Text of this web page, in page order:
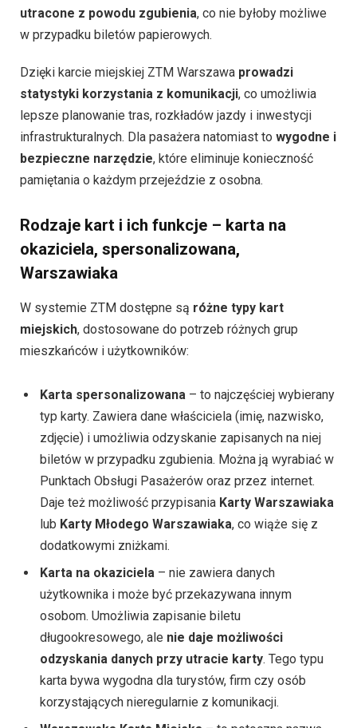
utracone z powodu zgubienia, co nie byłoby możliwe
w przypadku biletów papierowych.
Dzięki karcie miejskiej ZTM Warszawa prowadzi
statystyki korzystania z komunikacji, co umożliwia
lepsze planowanie tras, rozkładów jazdy i inwestycji
infrastrukturalnych. Dla pasażera natomiast to wygodne i
bezpieczne narzędzie, które eliminuje konieczność
pamiętania o każdym przejeździe z osobna.
Rodzaje kart i ich funkcje – karta na
okaziciela, spersonalizowana,
Warszawiaka
W systemie ZTM dostępne są różne typy kart
miejskich, dostosowane do potrzeb różnych grup
mieszkańców i użytkowników:
Karta spersonalizowana – to najczęściej wybierany
typ karty. Zawiera dane właściciela (imię, nazwisko,
zdjęcie) i umożliwia odzyskanie zapisanych na niej
biletów w przypadku zgubienia. Można ją wyrabiać w
Punktach Obsługi Pasażerów oraz przez internet.
Daje też możliwość przypisania Karty Warszawiaka
lub Karty Młodego Warszawiaka, co wiąże się z
dodatkowymi zniżkami.
Karta na okaziciela – nie zawiera danych
użytkownika i może być przekazywana innym
osobom. Umożliwia zapisanie biletu
długookresowego, ale nie daje możliwości
odzyskania danych przy utracie karty. Tego typu
karta bywa wygodna dla turystów, firm czy osób
korzystających nieregularnie z komunikacji.